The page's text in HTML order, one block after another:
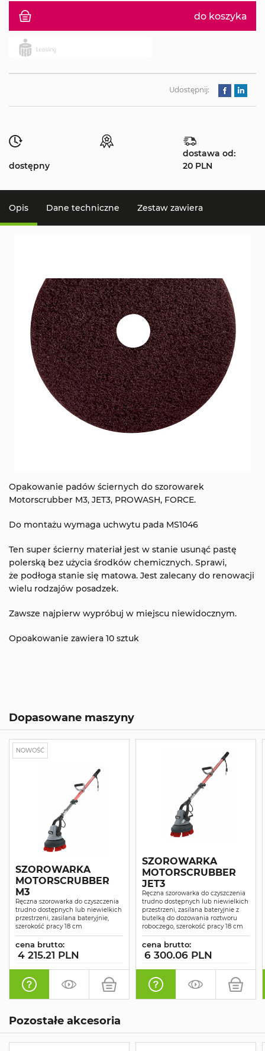
do koszyka
Udostępnij:
dostępny
dostawa od:
20 PLN
Opis Dane techniczne Zestaw zawiera
Opakowanie padów ściernych do szorowarek
Motorscrubber M3, JET3, PROWASH, FORCE.
Do montażu wymaga uchwytu pada MS1046
Ten super ścierny materiał jest w stanie usunąć pastę
polerską bez użycia środków chemicznych. Sprawi,
że podłoga stanie się matowa. Jest zalecany do renowacji
wielu rodzajów posadzek.
Zawsze najpierw wypróbuj w miejscu niewidocznym.
Opoakowanie zawiera 10 sztuk
Dopasowane maszyny
NOWOŚĆ
SZOROWARKA
MOTORSCRUBBER
M3
Ręczna szorowarka do czyszczenia
trudno dostępnych lub niewielkich
przestrzeni, zasilana bateryjnie,
szerokość pracy 18 cm
cena brutto:
4 215.21 PLN
SZOROWARKA
MOTORSCRUBBER
JET3
Ręczna szorowarka do czyszczenia
trudno dostępnych lub niewielkich
przestrzeni, zasilana bateryjnie z
butelką do dozowania roztworu
roboczego, szerokość pracy 18 cm
cena brutto:
6 300.06 PLN
Pozostałe akcesoria